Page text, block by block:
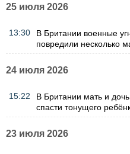
25 июля 2026
13:30
В Британии военные
повредили несколько
24 июля 2026
15:22
В Британии мать и
спасти тонущего
23 июля 2026